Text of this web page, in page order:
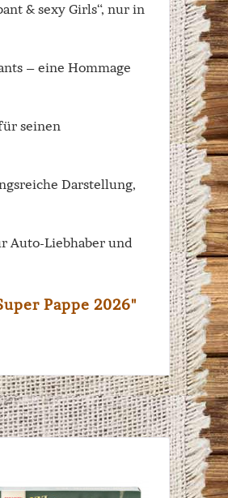
& sexy Girls“, nur in
– eine Hommage
seinen
Darstellung,
Auto-Liebhaber und
Pappe 2026"